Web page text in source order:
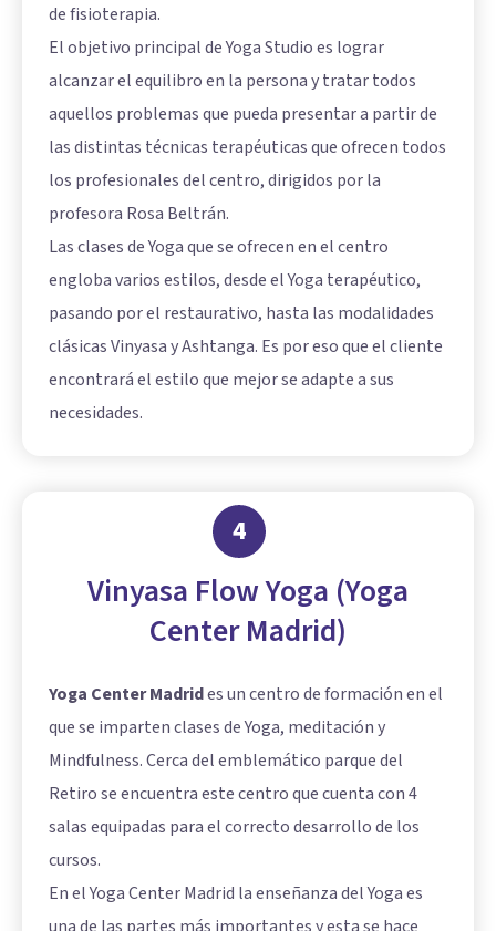
de fisioterapia.
El objetivo principal de Yoga Studio es lograr
alcanzar el equilibro en la persona y tratar todos
aquellos problemas que pueda presentar a partir de
las distintas técnicas terapéuticas que ofrecen todos
los profesionales del centro, dirigidos por la
profesora Rosa Beltrán.
Las clases de Yoga que se ofrecen en el centro
engloba varios estilos, desde el Yoga terapéutico,
pasando por el restaurativo, hasta las modalidades
clásicas Vinyasa y Ashtanga. Es por eso que el cliente
encontrará el estilo que mejor se adapte a sus
necesidades.
4
Vinyasa Flow Yoga (Yoga
Center Madrid)
Yoga Center Madrides un centro de formación en el
que se imparten clases de Yoga, meditación y
Mindfulness. Cerca del emblemático parque del
Retiro se encuentra este centro que cuenta con 4
salas equipadas para el correcto desarrollo de los
cursos.
En el Yoga Center Madrid la enseñanza del Yoga es